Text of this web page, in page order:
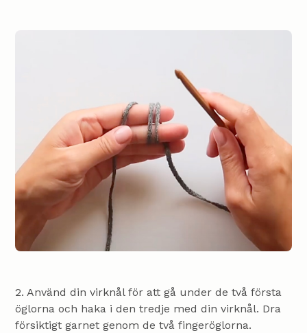
2. Använd din virknål för att gå under de två första
öglorna och haka i den tredje med din virknål. Dra
försiktigt garnet genom de två fingeröglorna.